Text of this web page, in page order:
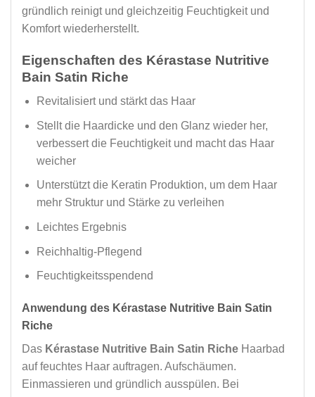
gründlich reinigt und gleichzeitig Feuchtigkeit und
Komfort wiederherstellt.
Eigenschaften des Kérastase Nutritive
Bain Satin Riche
Revitalisiert und stärkt das Haar
Stellt die Haardicke und den Glanz wieder her,
verbessert die Feuchtigkeit und macht das Haar
weicher
Unterstützt die Keratin Produktion, um dem Haar
mehr Struktur und Stärke zu verleihen
Leichtes Ergebnis
Reichhaltig-Pflegend
Feuchtigkeitsspendend
Anwendung des Kérastase Nutritive Bain Satin
Riche
Das Kérastase Nutritive Bain Satin Riche Haarbad
auf feuchtes Haar auftragen. Aufschäumen.
Einmassieren und gründlich ausspülen. Bei